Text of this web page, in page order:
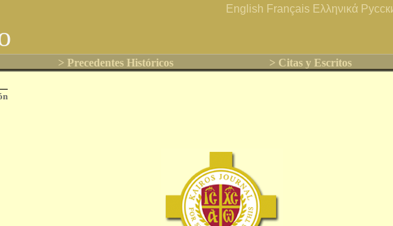
English Français Ελληνικά
> Precedentes Históricos > Citas y Escritos